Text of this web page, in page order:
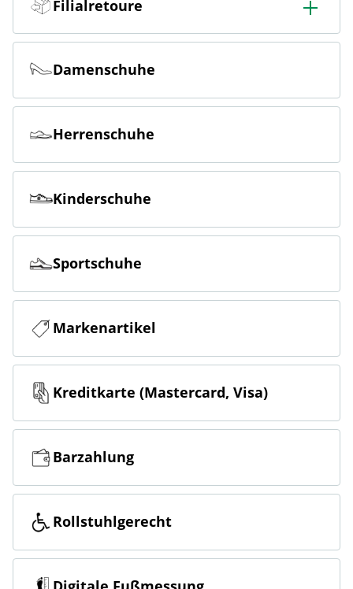
Filialretoure
Online bestellen & kostenlos in der Filiale zurückgeben
Damenschuhe
Herrenschuhe
Kinderschuhe
Sportschuhe
Markenartikel
Kreditkarte (Mastercard, Visa)
Barzahlung
Rollstuhlgerecht